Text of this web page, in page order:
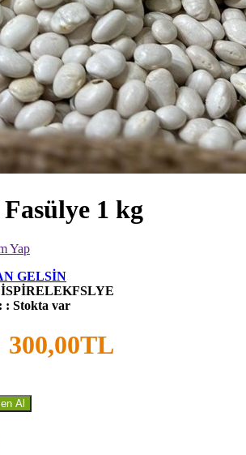
1 kg
Yap
GELSİN
İSPİRELEKFSLYE
: Stokta var
300,00TL
Al